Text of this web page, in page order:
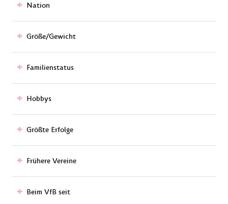
Nation
Größe/Gewicht
Familienstatus
Hobbys
Größte Erfolge
Frühere Vereine
Beim VfB seit